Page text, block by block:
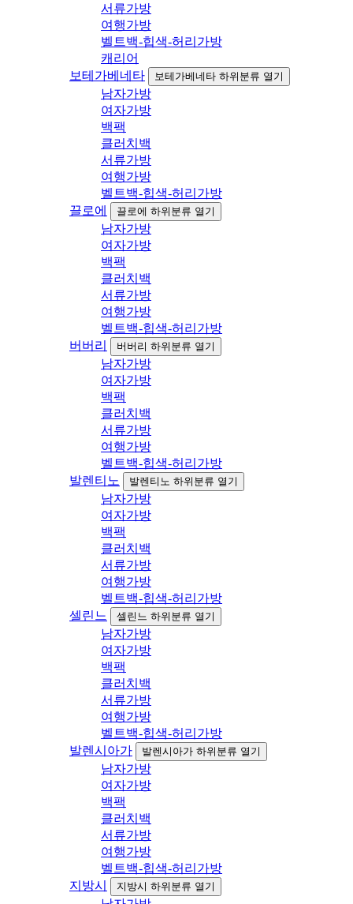
서류가방
여행가방
벨트백-힙색-허리가방
캐리어
보테가베네타
보테가베네타 하위분류 열기
남자가방
여자가방
백팩
클러치백
서류가방
여행가방
벨트백-힙색-허리가방
끌로에
끌로에 하위분류 열기
남자가방
여자가방
백팩
클러치백
서류가방
여행가방
벨트백-힙색-허리가방
버버리
버버리 하위분류 열기
남자가방
여자가방
백팩
클러치백
서류가방
여행가방
벨트백-힙색-허리가방
발렌티노
발렌티노 하위분류 열기
남자가방
여자가방
백팩
클러치백
서류가방
여행가방
벨트백-힙색-허리가방
셀린느
셀린느 하위분류 열기
남자가방
여자가방
백팩
클러치백
서류가방
여행가방
벨트백-힙색-허리가방
발렌시아가
발렌시아가 하위분류 열기
남자가방
여자가방
백팩
클러치백
서류가방
여행가방
벨트백-힙색-허리가방
지방시
지방시 하위분류 열기